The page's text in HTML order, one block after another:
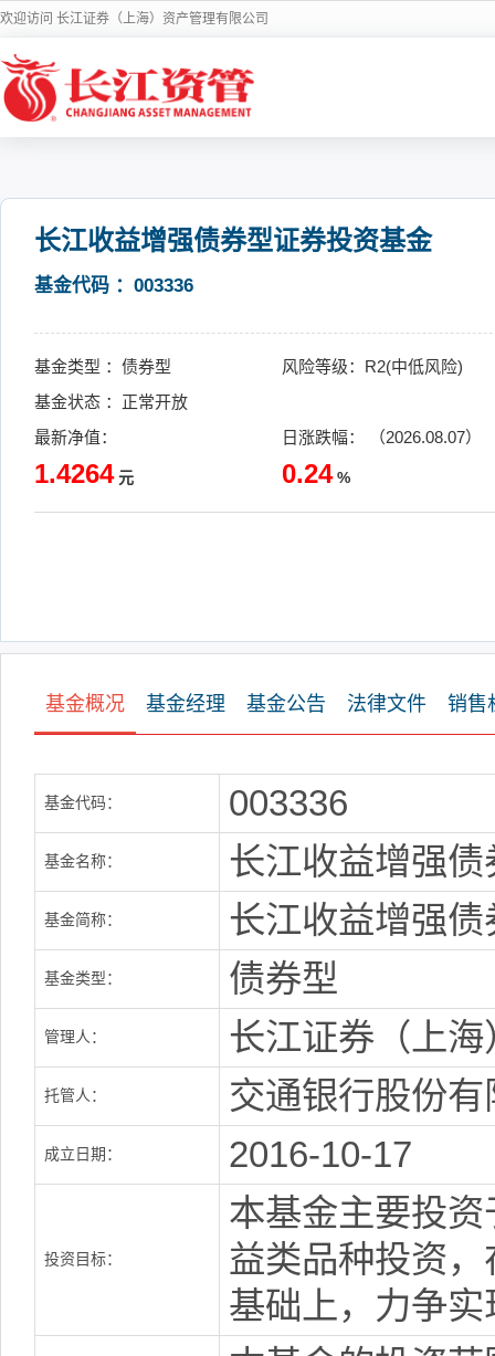
欢迎访问 长江证券（上海）资产管理有限公司
长江收益增强债券型证券投资基金
基金代码 ：003336
基金类型 ：债券型
风险等级：R2(中低风险)
基金状态 ：正常开放
最新净值：
1.4264 元
日涨跌幅： （2026.08.07）
0.24 %
基金概况 基金经理 基金公告 法律文件 销售
基金代码： 003336
基金名称： 长江收益增强
基金简称： 长江收益增强债
基金类型： 债券型
管理人： 长江证券（上
托管人： 交通银行股份有
成立日期： 2016-10-17
投资目标：
本基金主要投
益类品种投资
基础上，力争